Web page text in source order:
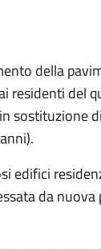
della
residenti del
sostituzione
edifici
da